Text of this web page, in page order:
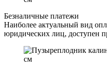
Безналичные платежи
Наиболее актуальный вид
юридических лиц, доступен